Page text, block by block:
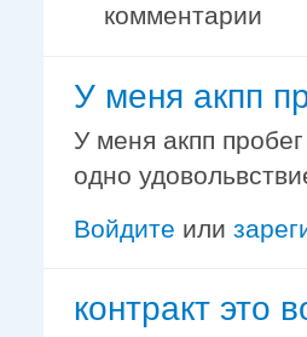
комментарии
У меня акпп
У меня акпп
одно
Войдите или
контракт это